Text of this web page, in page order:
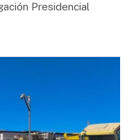
Presidencial